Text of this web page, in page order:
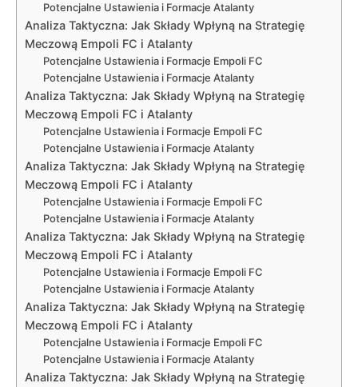
Potencjalne Ustawienia i Formacje Atalanty
Analiza Taktyczna: Jak Składy Wpłyną na Strategię
Meczową Empoli FC i Atalanty
Potencjalne Ustawienia i Formacje Empoli FC
Potencjalne Ustawienia i Formacje Atalanty
Analiza Taktyczna: Jak Składy Wpłyną na Strategię
Meczową Empoli FC i Atalanty
Potencjalne Ustawienia i Formacje Empoli FC
Potencjalne Ustawienia i Formacje Atalanty
Analiza Taktyczna: Jak Składy Wpłyną na Strategię
Meczową Empoli FC i Atalanty
Potencjalne Ustawienia i Formacje Empoli FC
Potencjalne Ustawienia i Formacje Atalanty
Analiza Taktyczna: Jak Składy Wpłyną na Strategię
Meczową Empoli FC i Atalanty
Potencjalne Ustawienia i Formacje Empoli FC
Potencjalne Ustawienia i Formacje Atalanty
Analiza Taktyczna: Jak Składy Wpłyną na Strategię
Meczową Empoli FC i Atalanty
Potencjalne Ustawienia i Formacje Empoli FC
Potencjalne Ustawienia i Formacje Atalanty
Analiza Taktyczna: Jak Składy Wpłyną na Strategię